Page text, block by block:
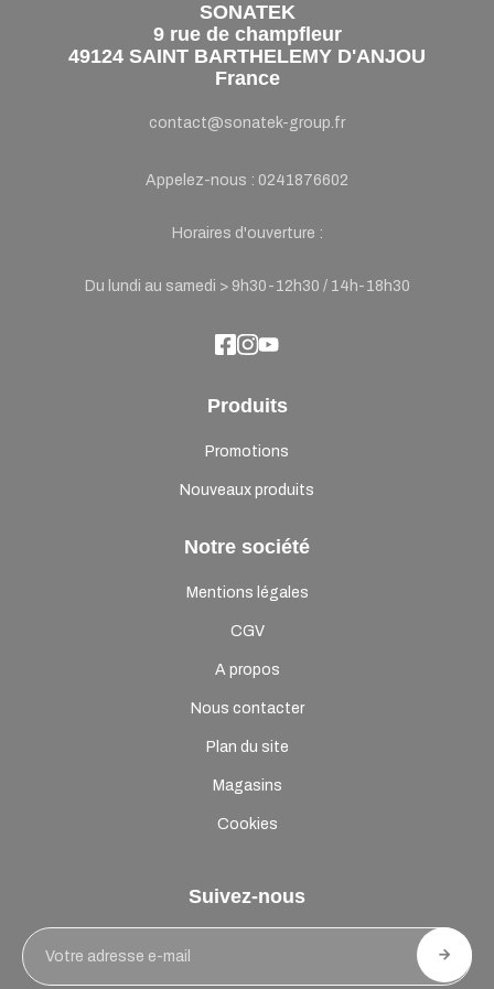
SONATEK
9 rue de champfleur
49124 SAINT BARTHELEMY D'ANJOU
France
contact@sonatek-group.fr
Appelez-nous : 0241876602
Horaires d'ouverture :
Du lundi au samedi > 9h30-12h30 / 14h-18h30
Produits
Promotions
Nouveaux produits
Notre société
Mentions légales
CGV
A propos
Nous contacter
Plan du site
Magasins
Cookies
Suivez-nous